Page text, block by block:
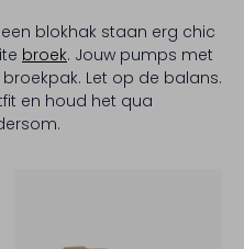
blokhak staan erg chic
broek. Jouw pumps met
Let op de balans.
en houd het qua